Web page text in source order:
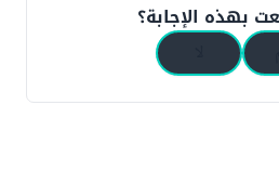
بهذه الإجابة؟